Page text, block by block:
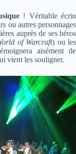
! Véritable écrin
ou autres personnages
auprès de ses héros
of Warcraft) ou les
aisément de
vient les souligner.